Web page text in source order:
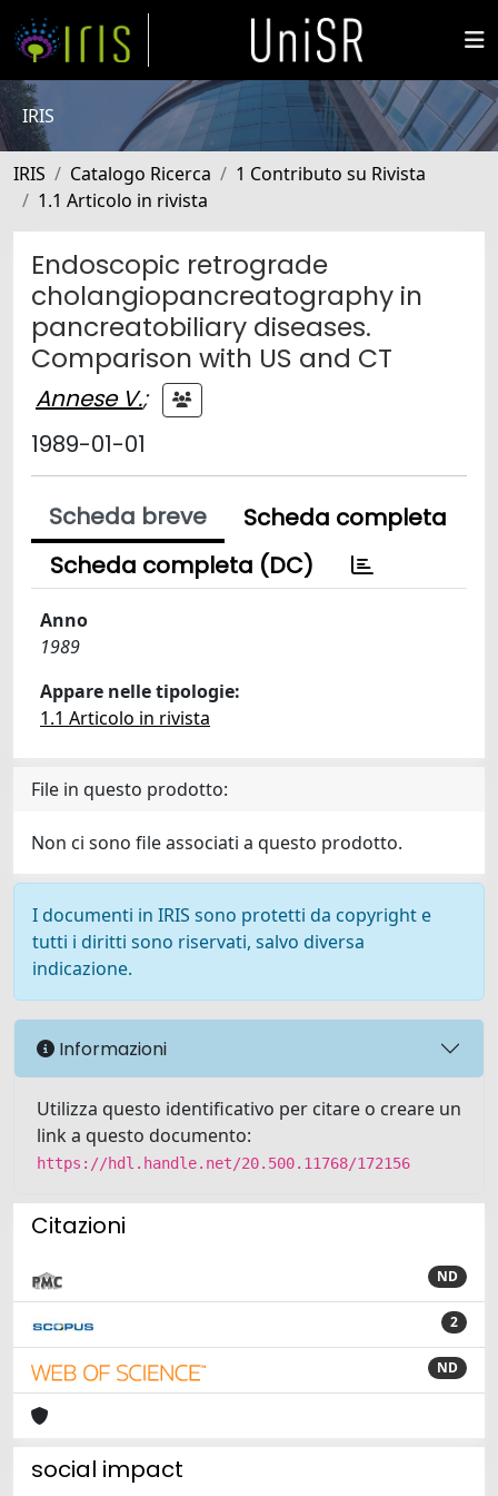
IRIS
IRIS Catalogo Ricerca
1 Contributo su Rivista
1.1 Articolo in rivista
Endoscopic retrograde
cholangiopancreatography in
pancreatobiliary diseases.
Comparison with US and CT
Annese V.;
1989-01-01
Scheda breve
Scheda completa
Scheda completa (DC)
Anno
1989
Appare nelle tipologie:
1.1 Articolo in rivista
File in questo prodotto:
Non ci sono file associati a questo prodotto.
I documenti in IRIS sono protetti da copyright e
tutti i diritti sono riservati, salvo diversa
indicazione.
Informazioni
Utilizza questo identificativo per citare o creare un
link a questo documento:
https://hdl.handle.net/20.500.11768/172156
Citazioni
ND
2
ND
social impact